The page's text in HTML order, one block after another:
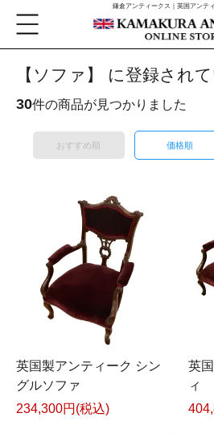
鎌倉アンティークス｜英国アンテ
【ソファ】 に登録され
30件の商品が見つかりました
おすすめ順 価格順
英国製アンティーク シン
グルソファ
234,300円(税込)
英
ィ